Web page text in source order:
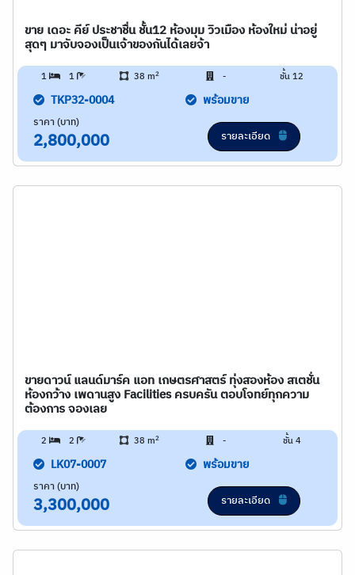
ขาย เดอะ คีย์ ประชาชื่น ชั้น12 ห้องมุม วิวเมือง ห้องใหม่ น่าอยู่
สุดๆ มาจับจองเป็นเจ้าของกันได้เลยจ้า
1 1 38 m2 - ชั้น 12
TKP32-0004 พร้อมขาย
ราคา (บาท)
2,800,000 รายละเอียด
ขายดาวน์ แลนด์มาร์ค แอท เกษตรศาสตร์ ทุ่งสองห้อง สเตชั่น
ห้องกว้าง เพดานสูง Facilities ครบครัน ตอบโจทย์ทุกความ
ต้องการ จองเลย
2 2 38 m2 - ชั้น 4
LK07-0007 พร้อมขาย
ราคา (บาท)
3,300,000 รายละเอียด